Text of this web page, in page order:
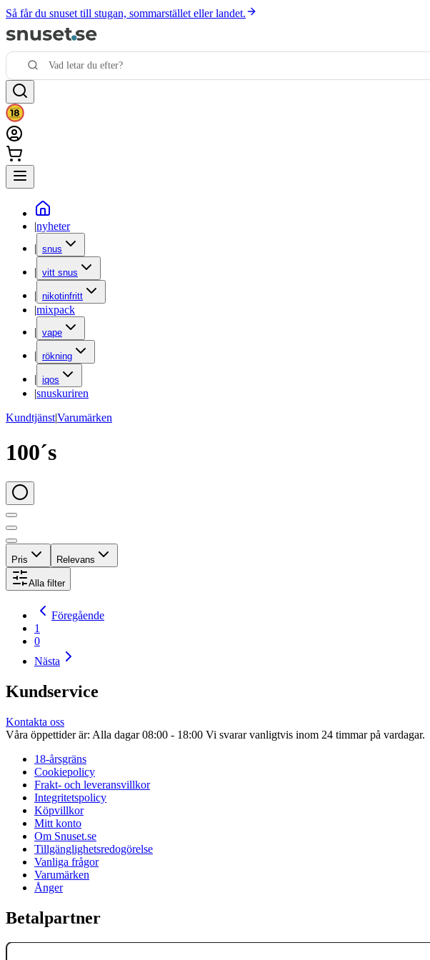
Så får du snuset till stugan, sommarstället eller landet.
|nyheter
| snus
| vitt snus
| nikotinfritt
|mixpack
| vape
| rökning
| iqos
|snuskuriren
Kundtjänst|Varumärken
100´s
Pris Relevans
Alla filter
Föregående
1
0
Nästa
Kundservice
Kontakta oss
Våra öppettider är: Alla dagar 08:00 - 18:00 Vi svarar vanligtvis inom 24 timmar på vardagar.
18-årsgräns
Cookiepolicy
Frakt- och leveransvillkor
Integritetspolicy
Köpvillkor
Mitt konto
Om Snuset.se
Tillgänglighetsredogörelse
Vanliga frågor
Varumärken
Ånger
Betalpartner